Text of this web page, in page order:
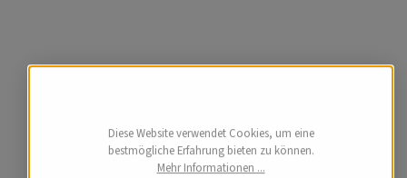
Diese Website verwendet Cookies, um eine
bestmögliche Erfahrung bieten zu können.
Mehr Informationen ...